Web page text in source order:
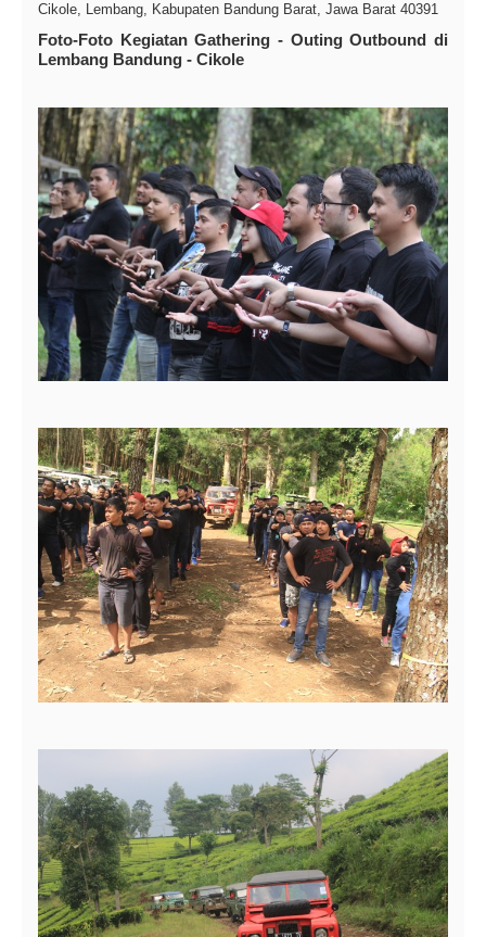
Cikole, Lembang, Kabupaten Bandung Barat, Jawa Barat 40391
Foto-Foto Kegiatan Gathering - Outing Outbound di
Lembang Bandung - Cikole